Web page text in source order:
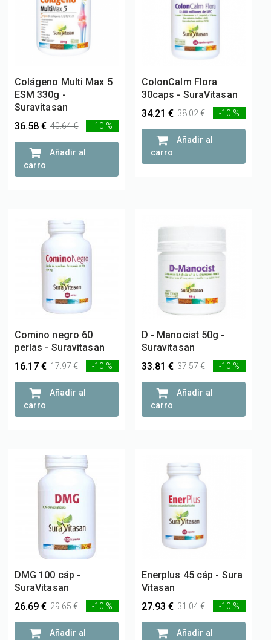
Colágeno Multi Max 5
ESM 330g -
Suravitasan
36.58 € 40.64 € -10 %
Añadir al
carro
ColonCalm Flora
30caps - SuraVitasan
34.21 € 38.02 € -10 %
Añadir al
carro
Comino negro 60
perlas - Suravitasan
16.17 € 17.97 € -10 %
Añadir al
carro
D - Manocist 50g -
Suravitasan
33.81 € 37.57 € -10 %
Añadir al
carro
DMG 100 cáp -
SuraVitasan
26.69 € 29.65 € -10 %
Añadir al
Enerplus 45 cáp - Sura
Vitasan
27.93 € 31.04 € -10 %
Añadir al